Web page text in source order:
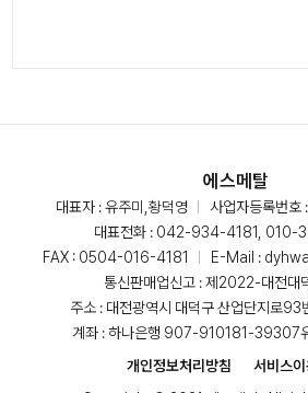
에스메탈
대표자 : 유주미,황덕영
사업자등록번
대표전화 : 042-934-4181, 010-
FAX : 0504-016-4181
E-Mail :
통신판매업신고 : 제2022-대전
주소 : 대전광역시 대덕구 산업단지로93
계좌 : 하나은행 907-910181-39307
개인정보처리방침
서비스